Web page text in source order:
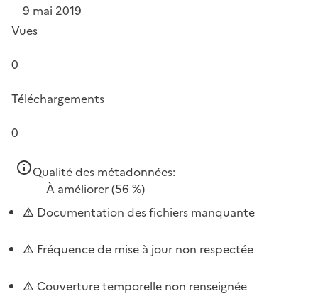
9 mai 2019
Vues
0
Téléchargements
0
Qualité des métadonnées:
À améliorer(56 %)
Documentation des fichiers manquante
Fréquence de mise à jour non respectée
Couverture temporelle non renseignée